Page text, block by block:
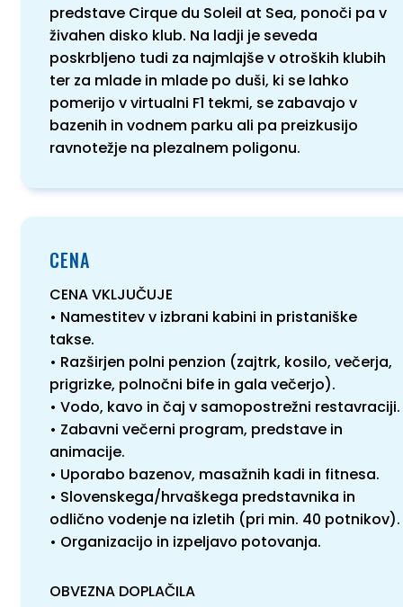
predstave Cirque du Soleil at Sea, ponoči pa v
živahen disko klub. Na ladji je seveda
poskrbljeno tudi za najmlajše v otroških klubih
ter za mlade in mlade po duši, ki se lahko
pomerijo v virtualni F1 tekmi, se zabavajo v
bazenih in vodnem parku ali pa preizkusijo
ravnotežje na plezalnem poligonu.
CENA
CENA VKLJUČUJE
• Namestitev v izbrani kabini in pristaniške
takse.
• Razširjen polni penzion (zajtrk, kosilo, večerja,
prigrizke, polnočni bife in gala večerjo).
• Vodo, kavo in čaj v samopostrežni restavraciji.
• Zabavni večerni program, predstave in
animacije.
• Uporabo bazenov, masažnih kadi in fitnesa.
• Slovenskega/hrvaškega predstavnika in
odlično vodenje na izletih (pri min. 40 potnikov).
• Organizacijo in izpeljavo potovanja.
OBVEZNA DOPLAČILA